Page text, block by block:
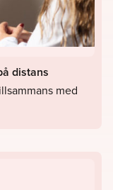
distans
med